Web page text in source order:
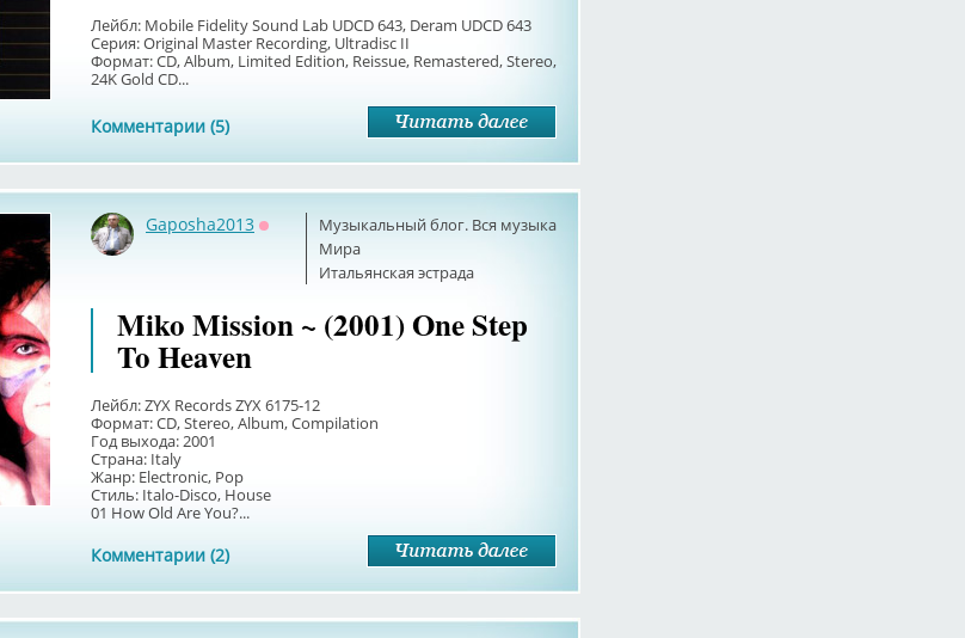
Лейбл: Mobile Fidelity Sound Lab UDCD 643, Deram UDCD 643
Серия: Original Master Recording, Ultradisc II
Формат: CD, Album, Limited Edition, Reissue, Remastered, Stereo,
24K Gold CD...
Комментарии (5)
Музыкальный блог. Вся музыка
Мира
Итальянская эстрада
Gaposha2013
Оффлайн
Miko Mission ~ (2001) One Step
To Heaven
Лейбл: ZYX Records ZYX 6175-12
Формат: CD, Stereo, Album, Compilation
Год выхода: 2001
Страна: Italy
Жанр: Electronic, Pop
Стиль: Italo-Disco, House
01 How Old Are You?...
Комментарии (2)